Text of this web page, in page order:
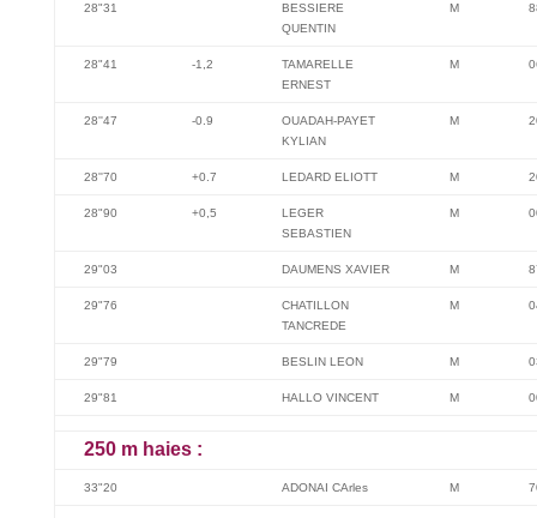
28"31
BESSIERE
QUENTIN
M
28"41 -1,2
TAMARELLE
ERNEST
M
28''47 -0.9
OUADAH-PAYET
KYLIAN
M
28''70 +0.7 LEDARD ELIOTT M
28"90 +0,5
LEGER
SEBASTIEN
M
29"03 DAUMENS XAVIER M
29"76
CHATILLON
TANCREDE
M
29"79 BESLIN LEON M
29"81 HALLO VINCENT M
250 m haies :
33"20 ADONAI CArles M